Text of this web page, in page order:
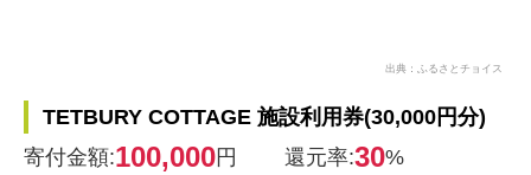
出典：ふるさとチョイス
TETBURY COTTAGE 施設利用券(30,000円分)
寄付金額:100,000円 還元率:30%